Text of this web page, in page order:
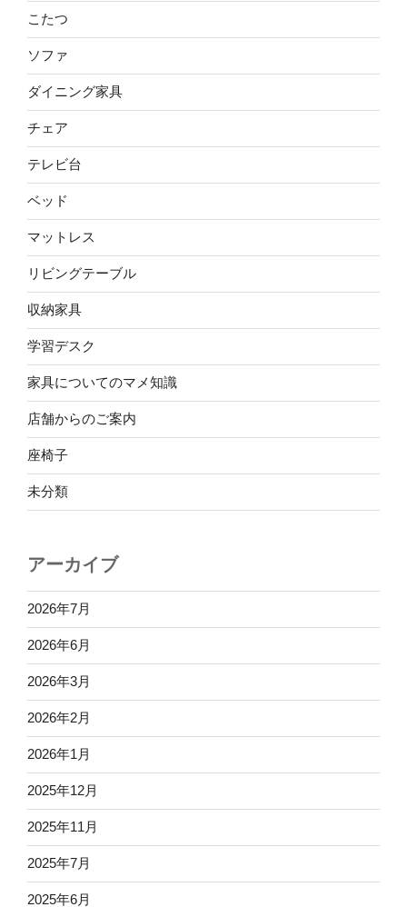
こたつ
ソファ
ダイニング家具
チェア
テレビ台
ベッド
マットレス
リビングテーブル
収納家具
学習デスク
家具についてのマメ知識
店舗からのご案内
座椅子
未分類
アーカイブ
2026年7月
2026年6月
2026年3月
2026年2月
2026年1月
2025年12月
2025年11月
2025年7月
2025年6月